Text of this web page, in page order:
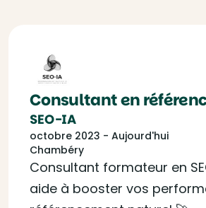
Consultant en
SEO-IA
octobre 2023 - Aujourd'hui
Chambéry
Consultant formateur en
aide à booster vos